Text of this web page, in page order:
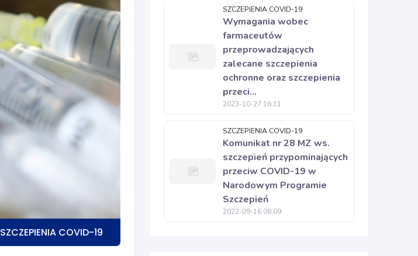
SZCZEPIENIA COVID-19
SZCZEPIENIA COVID-19
Wymagania wobec
farmaceutów
przeprowadzających
zalecane szczepienia
ochronne oraz szczepienia
przeci...
2023-10-27 16:11
SZCZEPIENIA COVID-19
Komunikat nr 28 MZ ws.
szczepień przypominających
przeciw COVID-19 w
Narodowym Programie
Szczepień
2022-09-16 08:09